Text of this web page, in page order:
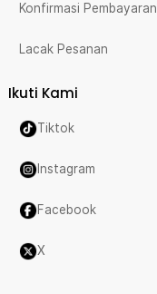
Konfirmasi Pembayaran
Lacak Pesanan
Ikuti Kami
Tiktok
Instagram
Facebook
X